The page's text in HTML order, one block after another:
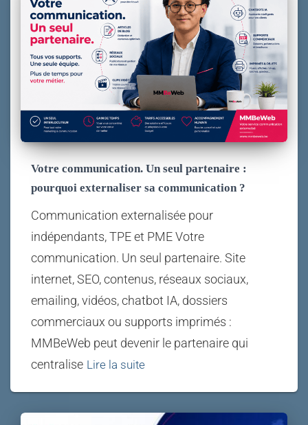
Votre communication. Un seul partenaire :
pourquoi externaliser sa communication ?
Communication externalisée pour
indépendants, TPE et PME Votre
communication. Un seul partenaire. Site
internet, SEO, contenus, réseaux sociaux,
emailing, vidéos, chatbot IA, dossiers
commerciaux ou supports imprimés :
MMBeWeb peut devenir le partenaire qui
centralise Lire la suite